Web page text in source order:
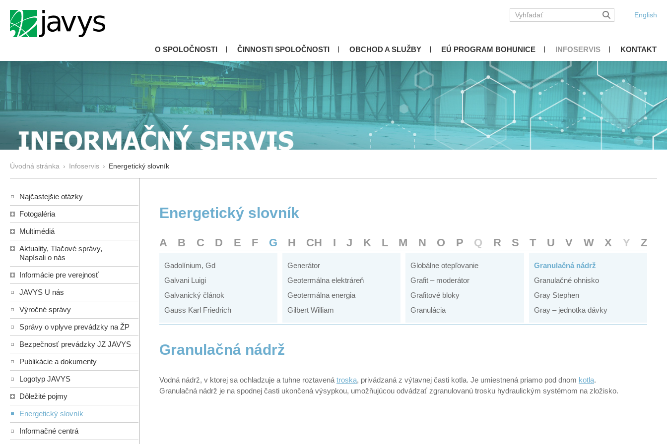
English
O SPOLOČNOSTI ČINNOSTI SPOLOČNOSTI OBCHOD A SLUŽBY EÚ PROGRAM BOHUNICE INFOSERVIS KONTAKT
Úvodná stránka › Infoservis › Energetický slovník
Najčastejšie otázky
Fotogaléria
Multimédiá
Aktuality, Tlačové správy,
Napísali o nás
Informácie pre verejnosť
JAVYS U nás
Výročné správy
Správy o vplyve prevádzky na ŽP
Bezpečnosť prevádzky JZ JAVYS
Publikácie a dokumenty
Logotyp JAVYS
Dôležité pojmy
Energetický slovník
Informačné centrá
Energetický slovník
A B C D E F G H CH I J K L M N O P Q R S T U V W X Y Z
Gadolínium, Gd
Galvani Luigi
Galvanický článok
Gauss Karl Friedrich
Generátor
Geotermálna elektráreň
Geotermálna energia
Gilbert William
Globálne otepľovanie
Grafit – moderátor
Grafitové bloky
Granulácia
Granulačná nádrž
Granulačné ohnisko
Gray Stephen
Gray – jednotka dávky
Granulačná nádrž
Vodná nádrž, v ktorej sa ochladzuje a tuhne roztavená troska, privádzaná z výtavnej časti kotla. Je umiestnená priamo pod dnom kotla.
Granulačná nádrž je na spodnej časti ukončená výsypkou, umožňujúcou odvádzať zgranulovanú trosku hydraulickým systémom na zložisko.